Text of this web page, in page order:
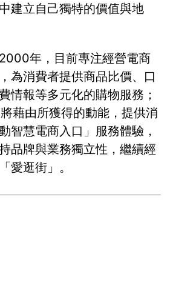
建立自己獨特的價值與地
年，目前專注經營電商
為消費者提供商品比價、口
情報等多元化的購物服務；
藉由所獲得的動能，提供消
智慧電商入口」服務體驗，
品牌與業務獨立性，繼續經
愛逛街」。